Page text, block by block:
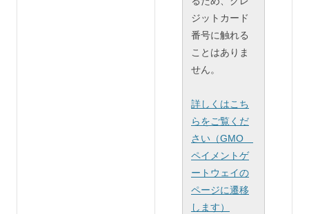
ジットカード
番号に触れる
ことはありま
せん。
詳しくはこち
らをご覧くだ
さい（GMO
ペイメントゲ
ートウェイの
ページに遷移
します）